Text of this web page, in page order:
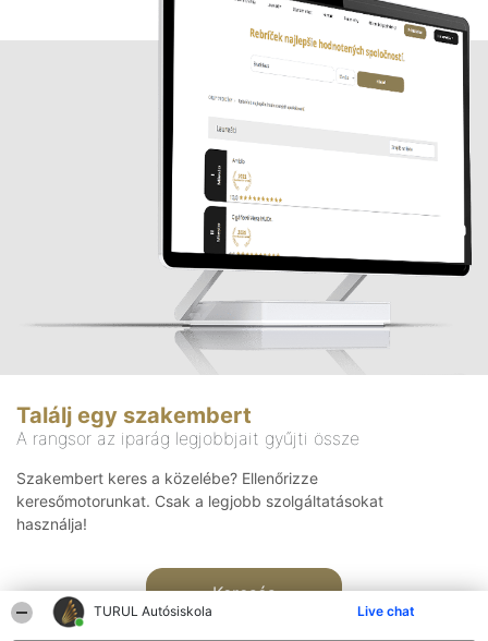
TURUL Autósiskola Live chat
Találj egy szakembert
A rangsor az iparág legjobbjait gyűjti össze
Szakembert keres a közelébe? Ellenőrizze
keresőmotorunkat. Csak a legjobb szolgáltatásokat
használja!
Keresés